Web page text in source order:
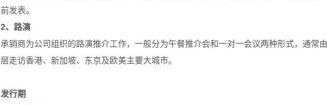
前发表。
2、路演
承销商为公司组织的路演推介工作，一般分为午餐推介会和一对一会议两种形式，通常
层走访香港、新加坡、东京及欧美主要大城市。
发行期